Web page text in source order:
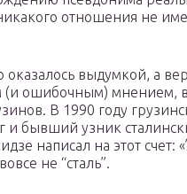
отношения не
оказалось выдумкой, а
(и ошибочным) мнением, в
В 1990 году
и бывший узник
написал на этот счет:
не “сталь”.